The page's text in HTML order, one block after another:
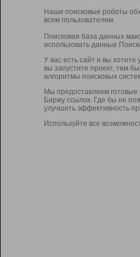
Наши поисковые роботы
всем пользователям.
Поисковая база данных
использовать данные
У вас есть сайт и вы
вы запустите проект, тем
алгоритмы поисковых
Мы предоставляем
Биржу ссылок. Где бы не
улучшить эффективность
Используйте все